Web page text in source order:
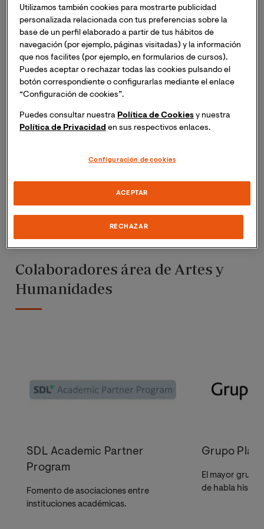
otros; y por otra, por destacados docentes, muchos de
ellos doctores, con una larga trayectoria académica y
numerosos premios a la investigación.
Otro aspecto que convierte el Área de Artes y
Humanidades de la Universidad Internacional de
Valencia
destacados comoGrupo Planeta, el grupo editorial
líder en España y Latinoamérica; laAsociación
Omnium, La Vanguardia, entre otros. Estos acuerdos
exitosa de estos conocimientos en entornos
Colaboradores área de Artes y
Humanidades
SDL Academic Partner
Program
Fomento de asociaciones entre
instituciones académicas.
Grupo
El mayor
de habla
Utilizamos también cookies para mostrarte publicidad
personalizada relacionada con tus preferencias sobre la
base de un perfil elaborado a partir de tus hábitos de
navegación (por ejemplo, páginas visitadas) y la información
que nos facilites (por ejemplo, en formularios de cursos).
Puedes aceptar o rechazar todas las cookies pulsando el
botón correspondiente o configurarlas mediante el enlace
“Configuración de cookies”.
Puedes consultar nuestra Política de Cookies y nuestra
Política de Privacidad en sus respectivos enlaces.
Configuración de cookies
RECHAZAR
ACEPTAR